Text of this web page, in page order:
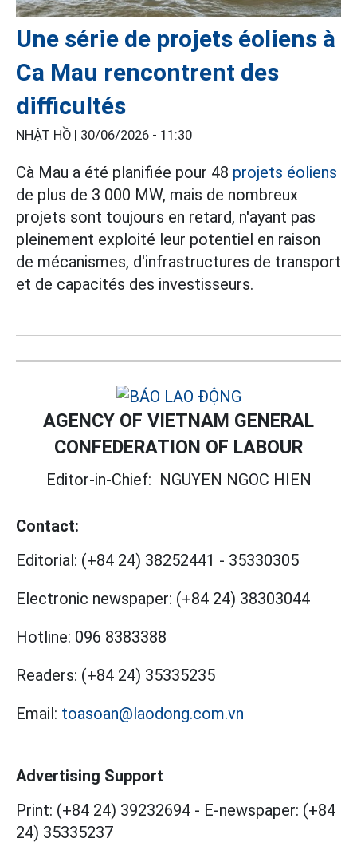
Une série de projets éoliens à
Ca Mau rencontrent des
difficultés
NHẬT HỒ | 30/06/2026 - 11:30
Cà Mau a été planifiée pour 48 projets éoliens
de plus de 3 000 MW, mais de nombreux
projets sont toujours en retard, n'ayant pas
pleinement exploité leur potentiel en raison
de mécanismes, d'infrastructures de transport
et de capacités des investisseurs.
AGENCY OF VIETNAM GENERAL
CONFEDERATION OF LABOUR
Editor-in-Chief: NGUYEN NGOC HIEN
Contact:
Editorial: (+84 24) 38252441 - 35330305
Electronic newspaper: (+84 24) 38303044
Hotline: 096 8383388
Readers: (+84 24) 35335235
Email: toasoan@laodong.com.vn
Advertising Support
Print: (+84 24) 39232694 - E-newspaper: (+84
24) 35335237